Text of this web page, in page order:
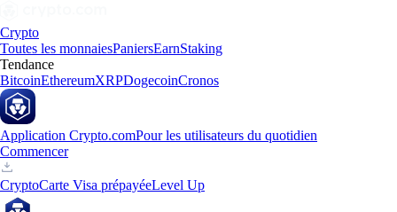
Crypto
Toutes les monnaiesPaniersEarnStaking
Tendance
BitcoinEthereumXRPDogecoinCronos
Application Crypto.comPour les utilisateurs du quotidien
Commencer
CryptoCarte Visa prépayéeLevel Up